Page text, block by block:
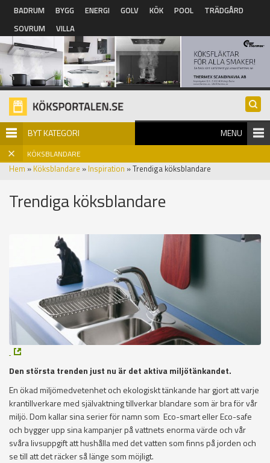
Hoppa till huvudinnehåll
BADRUM BYGG ENERGI GOLV KÖK POOL
TRÄDGÅRD
SOVRUM
VILLA
BYT KATEGORI MENU
KÖKSBLANDARE
Hem » Köksblandare » Inspiration » Trendiga köksblandare
Trendiga köksblandare
Den största trenden just nu är det aktiva miljötänkandet.
En ökad miljömedvetenhet och ekologiskt tänkande har gjort att varje
krantillverkare med självaktning tillverkar blandare som är bra för vår
miljö. Dom kallar sina serier för namn som Eco-smart eller Eco-safe
och bygger upp sina kampanjer på vattnets enorma värde och vår
svåra livsuppgift att hushålla med det vatten som finns på jorden och
se till att det räcker så länge som möjligt.